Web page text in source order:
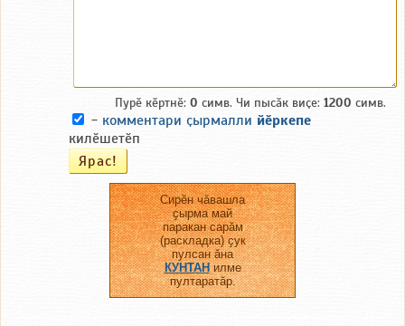
Пурӗ кӗртнӗ: 0 симв. Чи пысӑк виҫе: 1200 симв.
- комментари ҫырмалли йӗркепе
килӗшетӗп
Сирӗн чӑвашла
ҫырма май
паракан сарӑм
(раскладка) ҫук
пулсан ӑна
КУНТАНилме
пултаратӑр.